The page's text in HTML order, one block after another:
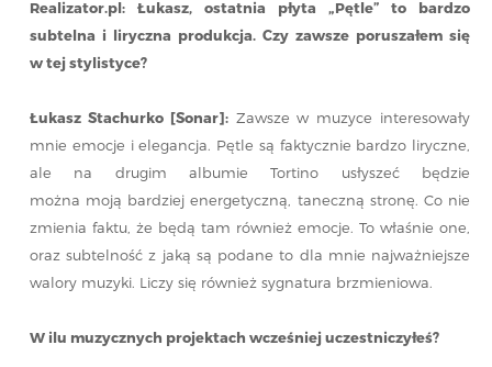
Realizator.pl: Łukasz, ostatnia płyta „Pętle” to bardzo
subtelna i liryczna produkcja. Czy zawsze poruszałem się
w tej stylistyce?
Łukasz Stachurko [Sonar]:Zawsze w muzyce interesowały
mnie emocje i elegancja. Pętle są faktycznie bardzo liryczne,
ale na drugim albumie Tortino usłyszeć będzie
można moją bardziej energetyczną, taneczną stronę. Co nie
zmienia faktu, że będą tam również emocje. To właśnie one,
oraz subtelność z jaką są podane to dla mnie najważniejsze
walory muzyki. Liczy się również sygnatura brzmieniowa.
W ilu muzycznych projektach wcześniej uczestniczyłeś?